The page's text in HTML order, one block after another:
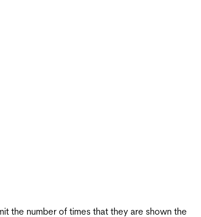
the number of times that they are shown the